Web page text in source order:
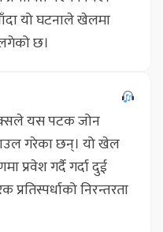
यो घटनाले खेलमा
छ।
यस पटक जोन
गरेका छन्। यो खेल
प्रवेश गर्दै गर्दा दुई
निरन्तरता